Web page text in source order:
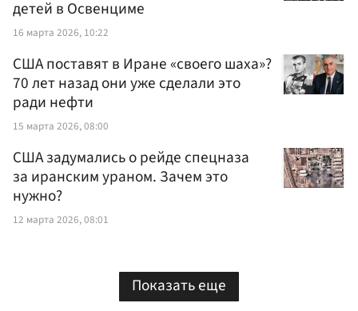
детей в Освенциме
16 марта 2026, 10:22
США поставят в Иране «своего шаха»?
70 лет назад они уже сделали это
ради нефти
15 марта 2026, 08:00
США задумались о рейде спецназа
за иранским ураном. Зачем это
нужно?
12 марта 2026, 08:01
Показать еще